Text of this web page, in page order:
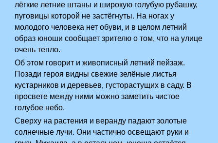
лёгкие летние штаны и широкую голубую рубашку,
пуговицы которой не застёгнуты. На ногах у
молодого человека нет обуви, и в целом летний
образ юноши сообщает зрителю о том, что на улице
очень тепло.
Об этом говорит и живописный летний пейзаж.
Позади героя видны свежие зелёные листья
кустарников и деревьев, густорастущих в саду. В
просвете между ними можно заметить чистое
голубое небо.
Сверху на растения и веранду падают золотые
солнечные лучи. Они частично освещают руки и